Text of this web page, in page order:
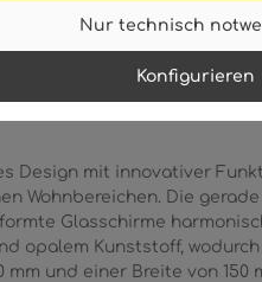
Nur technisch
Konfigurieren
Design mit innovativer
Wohnbereichen. Die
Glasschirme
opalem Kunststoff,
und einer Breite von